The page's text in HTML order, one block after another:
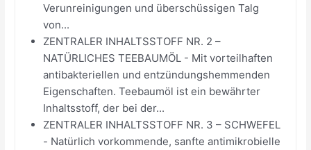
Verunreinigungen und überschüssigen Talg
von...
ZENTRALER INHALTSSTOFF NR. 2 –
NATÜRLICHES TEEBAUMÖL - Mit vorteilhaften
antibakteriellen und entzündungshemmenden
Eigenschaften. Teebaumöl ist ein bewährter
Inhaltsstoff, der bei der...
ZENTRALER INHALTSSTOFF NR. 3 – SCHWEFEL
- Natürlich vorkommende, sanfte antimikrobielle